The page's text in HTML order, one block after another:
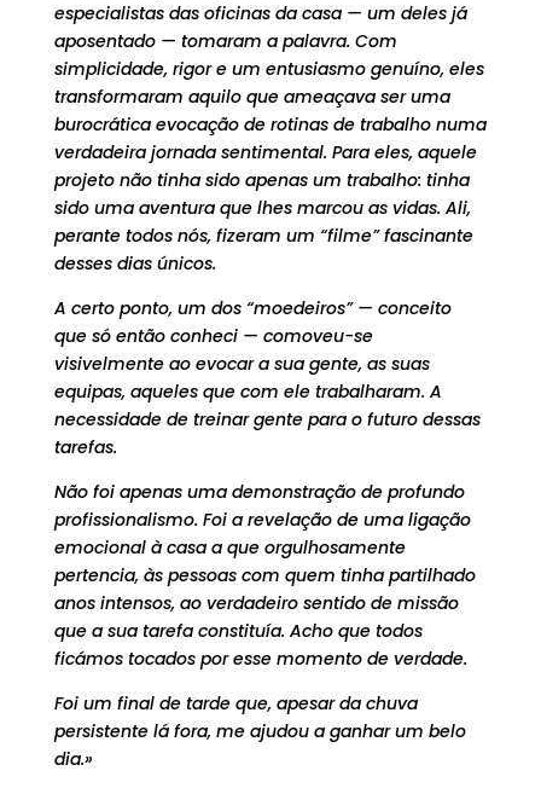
especialistas das oficinas da casa — um deles já
aposentado — tomaram a palavra. Com
simplicidade, rigor e um entusiasmo genuíno, eles
transformaram aquilo que ameaçava ser uma
burocrática evocação de rotinas de trabalho numa
verdadeira jornada sentimental. Para eles, aquele
projeto não tinha sido apenas um trabalho: tinha
sido uma aventura que lhes marcou as vidas. Ali,
perante todos nós, fizeram um “filme” fascinante
desses dias únicos.
A certo ponto, um dos “moedeiros” — conceito
que só então conheci — comoveu-se
visivelmente ao evocar a sua gente, as suas
equipas, aqueles que com ele trabalharam. A
necessidade de treinar gente para o futuro dessas
tarefas.
Não foi apenas uma demonstração de profundo
profissionalismo. Foi a revelação de uma ligação
emocional à casa a que orgulhosamente
pertencia, às pessoas com quem tinha partilhado
anos intensos, ao verdadeiro sentido de missão
que a sua tarefa constituía. Acho que todos
ficámos tocados por esse momento de verdade.
Foi um final de tarde que, apesar da chuva
persistente lá fora, me ajudou a ganhar um belo
dia.»